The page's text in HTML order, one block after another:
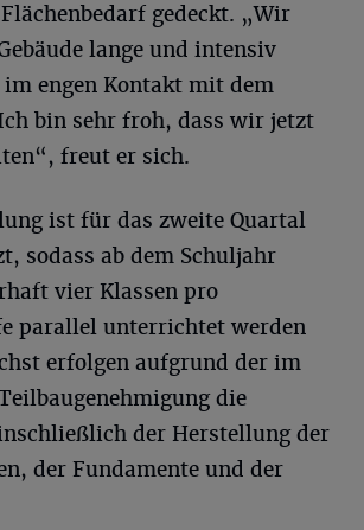
gedeckt. „Wir
lange und intensiv
engen Kontakt mit dem
bin sehr froh, dass wir jetzt
freut er sich.
ist für das zweite Quartal
sodass ab dem Schuljahr
vier Klassen pro
parallel unterrichtet werden
erfolgen aufgrund der im
die
der Herstellung der
der Fundamente und der